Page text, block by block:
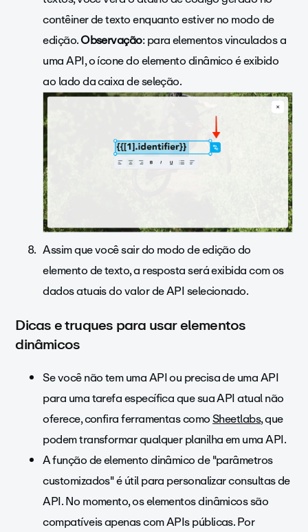
contêiner de texto enquanto estiver no modo de
edição.Observação: para elementos vinculados a
uma API, o ícone do elemento dinâmico é exibido
ao lado da caixa de seleção.
Assim que você sair do modo de edição do
elemento de texto, a resposta será exibida com os
dados atuais do valor de API selecionado.
Dicas e truques para usar elementos
dinâmicos
Se você não tem uma API ou precisa de uma API
para uma tarefa específica que sua API atual não
oferece, confira ferramentas comoSheetlabs, que
podem transformar qualquer planilha em uma API.
A função de elemento dinâmico de "parâmetros
customizados" é útil para personalizar consultas de
API. No momento, os elementos dinâmicos são
compatíveis apenas com APIs públicas. Por